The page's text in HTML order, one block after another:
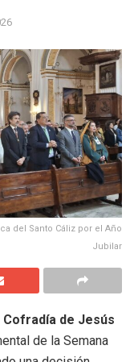
del Santo Cáliz por el Año
Jubilar
Cofradía de Jesús
de la Semana